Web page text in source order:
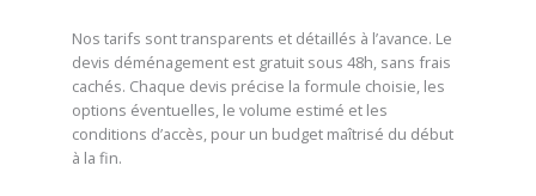
Nos tarifs sont transparents et détaillés à l’avance. Le
devis déménagement est gratuit sous 48h, sans frais
cachés. Chaque devis précise la formule choisie, les
options éventuelles, le volume estimé et les
conditions d’accès, pour un budget maîtrisé du début
à la fin.